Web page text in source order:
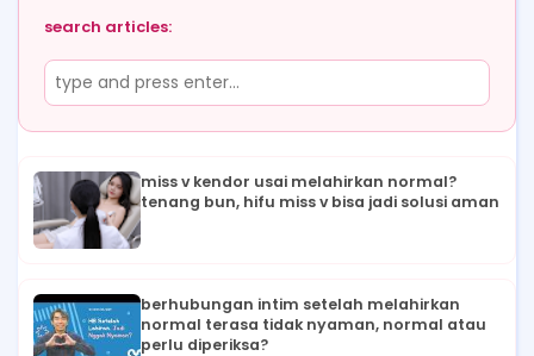
search articles:
miss v kendor usai melahirkan normal?
tenang bun, hifu miss v bisa jadi solusi aman
berhubungan intim setelah melahirkan
normal terasa tidak nyaman, normal atau
perlu diperiksa?